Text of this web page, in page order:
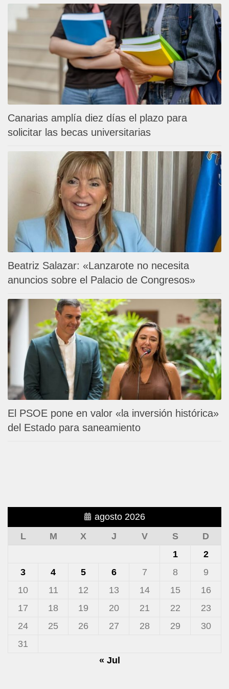
Canarias amplía diez días el plazo para
solicitar las becas universitarias
Beatriz Salazar: «Lanzarote no necesita
anuncios sobre el Palacio de Congresos»
El PSOE pone en valor «la inversión histórica»
del Estado para saneamiento
agosto 2026
L
M X J V S
D
1
2
3
4 5 6 7 8
9
10
11 12 13 14 15
16
17
18 19 20 21 22
23
24
25 26 27 28 29
30
31
« Jul